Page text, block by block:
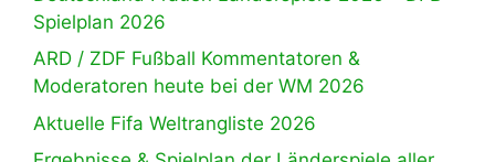
Spielplan 2026
ARD / ZDF Fußball Kommentatoren &
Moderatoren heute bei der WM 2026
Aktuelle Fifa Weltrangliste 2026